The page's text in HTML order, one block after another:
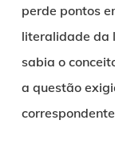
perde pontos
literalidade da
sabia o
a questão